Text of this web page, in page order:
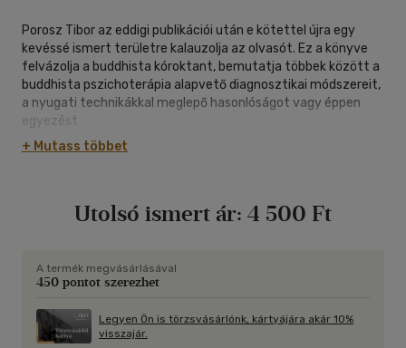
Porosz Tibor az eddigi publikációi után e kötettel újra egy
kevéssé ismert területre kalauzolja az olvasót. Ez a könyve
felvázolja a buddhista kóroktant, bemutatja többek között a
buddhista pszichoterápia alapvető diagnosztikai módszereit,
a nyugati technikákkal meglepő hasonlóságot vagy éppen
egyezést
mutató terápiás eljárásait, leírja a több modellű,
gyakorlatában jelen-központú és élménycentrikus buddhista
mozgásgyakorlatok és légzésgyakorlatok, illetve az
állt meg itt, hiszen a buddhista pszichoterápia különféle
változatos formái manapság egyaránt magukban hordozzák
gyógyítás jellegzetességeit. A buddhizmus mindezzel
részese lehet annak a napjainkban zajló folyamatnak,
+ Mutass többet
Utolsó ismert ár: 4 500 Ft
A termék megvásárlásával
450 pontot szerezhet
Legyen Ön is törzsvásárlónk, kártyájára akár 10%
visszajár.